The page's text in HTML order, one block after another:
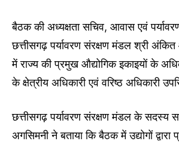
बैठक की अध्यक्षता सचिव, आवास एवं
छत्तीसगढ़ पर्यावरण संरक्षण मंडल श्री
में राज्य की प्रमुख औद्योगिक इकाइयों के
के क्षेत्रीय अधिकारी एवं वरिष्ठ अधिकारी
छत्तीसगढ़ पर्यावरण संरक्षण मंडल के सदस्य
अगसिमनी ने बताया कि बैठक में उद्योगों द्वारा